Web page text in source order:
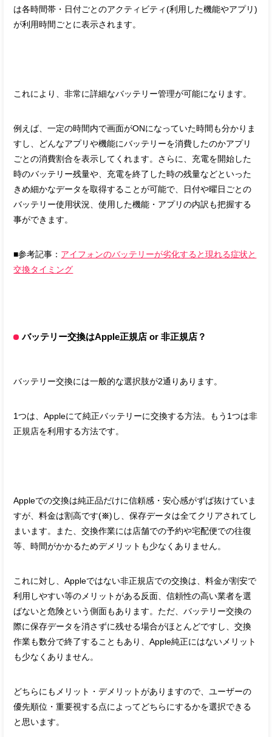
は各時間帯・日付ごとのアクティビティ(利用した機能やアプリ)
が利用時間ごとに表示されます。
これにより、非常に詳細なバッテリー管理が可能になります。
例えば、一定の時間内で画面がONになっていた時間も分かりま
すし、どんなアプリや機能にバッテリーを消費したのかアプリ
ごとの消費割合を表示してくれます。さらに、充電を開始した
時のバッテリー残量や、充電を終了した時の残量などといった
きめ細かなデータを取得することが可能で、日付や曜日ごとの
バッテリー使用状況、使用した機能・アプリの内訳も把握する
事ができます。
■参考記事： アイフォンのバッテリーが劣化すると現れる症状と
交換タイミング
バッテリー交換はApple正規店 or 非正規店？
バッテリー交換には一般的な選択肢が2通りあります。
1つは、Appleにて純正バッテリーに交換する方法。もう1つは非
正規店を利用する方法です。
Appleでの交換は純正品だけに信頼感・安心感がずば抜けていま
すが、料金は割高です(※)し、保存データは全てクリアされてし
まいます。また、交換作業には店舗での予約や宅配便での往復
等、時間がかかるためデメリットも少なくありません。
これに対し、Appleではない非正規店での交換は、料金が割安で
利用しやすい等のメリットがある反面、信頼性の高い業者を選
ばないと危険という側面もあります。ただ、バッテリー交換の
際に保存データを消さずに残せる場合がほとんどですし、交換
作業も数分で終了することもあり、Apple純正にはないメリット
も少なくありません。
どちらにもメリット・デメリットがありますので、ユーザーの
優先順位・重要視する点によってどちらにするかを選択できる
と思います。